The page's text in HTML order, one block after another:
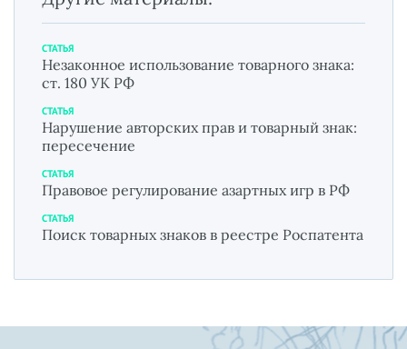
СТАТЬЯ
Незаконное использование товарного знака:
ст. 180 УК РФ
СТАТЬЯ
Нарушение авторских прав и товарный знак:
пересечение
СТАТЬЯ
Правовое регулирование азартных игр в РФ
СТАТЬЯ
Поиск товарных знаков в реестре Роспатента